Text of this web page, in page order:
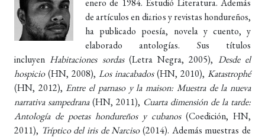
enero de 1984. Estudió Literatura. Además
de artículos en diarios y revistas hondureños,
ha publicado poesía, novela y cuento, y
elaborado antologías. Sus títulos
incluyen Habitaciones sordas(Letra Negra, 2005), Desde el
hospicio(HN, 2008), Los inacabados(HN, 2010), Katastrophé
(HN, 2012), Entre el parnaso y la maison: Muestra de la nueva
narrativa sampedrana(HN, 2011), Cuarta dimensión de la tarde:
Antología de poetas hondureños y cubanos(Coedición, HN,
2011), Tríptico del iris de Narciso(2014). Además muestras de